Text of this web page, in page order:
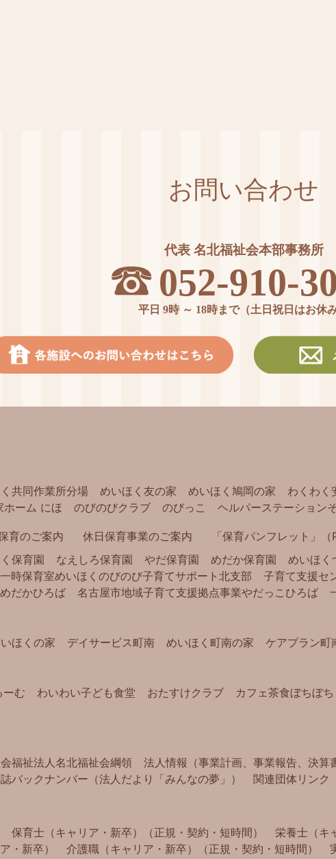
お問い合わせ
代表 名北福祉会本部事務所
052-910-
平日 9時 ～ 18時まで（土日祝日はお休み
共同作業所分場 めいほく友の家 めいほく鳩岡の家 わくわく
ホーム にほ のびのびクラブ のびっこ ヘルパーステーション
育のご案内 休日保育事業のご案内
「保育パンフレット」（
保育園 なえしろ保育園 やだ保育園 めだか保育園 めいほく
一時保育室めいほく のびのび子育てサポート北支部 子育て支援セ
めだかひろば 名古屋市地域子育て支援拠点事業やだっこひろば
ほくの家 デイサービス町南 めいほく町南の家 ケアプラン町
ーむ わいわい子ども食堂 おたすけクラブ カフェ茶食ぼちぼち
福祉法人名北福祉会綱領 法人情報（事業計画、事業報告、決算
バックナンバー（法人だより「みんなの夢」） 関連団体リンク
保育士（キャリア・新卒）（正規・契約・短時間） 栄養士（キ
・新卒）
介護職（キャリア・新卒）（正規・契約・短時間）